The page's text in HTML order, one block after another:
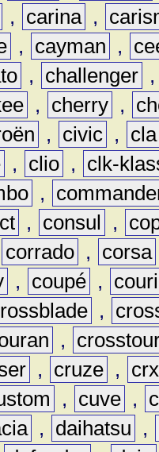
, carina ,
, cayman ,
, challenger
, cherry ,
, civic ,
cla
, clio ,
clk-
,
, consul ,
corrado , corsa
, coupé ,
,
,
, cruze ,
crx
, cuve ,
, daihatsu
,